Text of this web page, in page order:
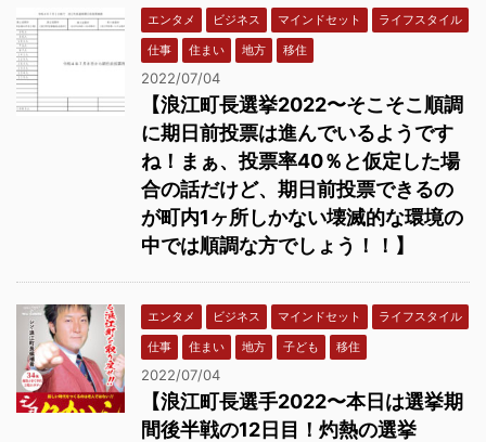
エンタメ ビジネス マインドセット
ライフスタイル
仕事
住まい 地方 移住
2022/07/04
【浪江町長選挙2022〜そこそこ順調
に期日前投票は進んでいるようです
ね！まぁ、投票率40％と仮定した場
合の話だけど、期日前投票できるの
が町内1ヶ所しかない壊滅的な環境の
中では順調な方でしょう！！】
エンタメ ビジネス マインドセット
ライフスタイル
仕事
住まい 地方 子ども 移住
2022/07/04
【浪江町長選手2022〜本日は選挙期
間後半戦の12日目！灼熱の選挙